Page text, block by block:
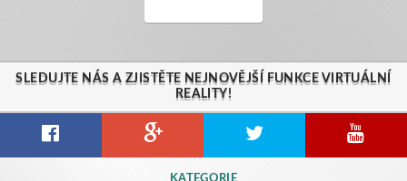
SLEDUJTE NÁS A ZJISTĚTE NEJNOVĚJŠÍ FUNKCE VIRTUÁLNÍ
REALITY!